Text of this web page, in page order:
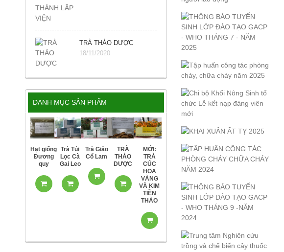
TRÀ THẢO DƯỢC
18/11/2020
DANH MỤC SẢN PHẨM
Hạt giống
Đương
quy
Trà Túi
Lọc Cà
Gai Leo
Trà Giảo
Cổ Lam
TRÀ
THẢO
DƯỢC
MỚI:
TRÀ
CÚC
HOA
VÀNG
VÀ KIM
TIỀN
THẢO